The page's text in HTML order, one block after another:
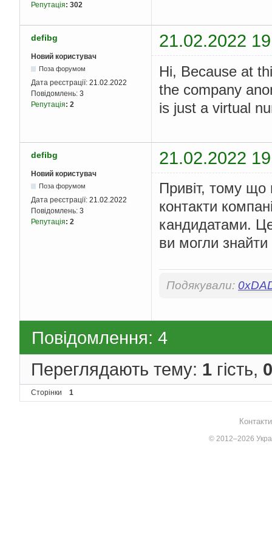
Репутація: 302
defibg 21.02.2022
Новий користувач
Поза форумом
Дата реєстрації: 21.02.2022
Повідомлень: 3
Репутація: 2
Hi, Because at
the company
is just a virtual
defibg 21.02.2022
Новий користувач
Поза форумом
Дата реєстрації: 21.02.2022
Повідомлень: 3
Репутація: 2
Привіт, тому що
контакти
кандидатами.
ви могли
Подякували:
Повідомлення: 4
Переглядають тему: 1 гість, 0
Сторінки 1
© 2012–2026